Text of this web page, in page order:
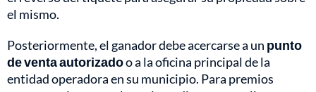
el mismo.
Posteriormente, el ganador debe acercarse a un punto
de venta autorizadoo a la oficina principal de la
entidad operadora en su municipio. Para premios